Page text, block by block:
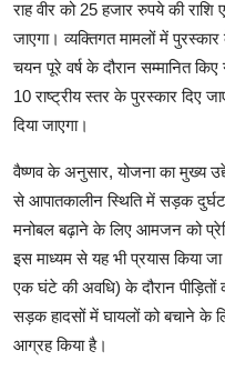
राह वीर को 25 हजार रुपये की
जाएगा। व्यक्तिगत मामलों में पुरस्कार
चयन पूरे वर्ष के दौरान सम्मानित
10 राष्ट्रीय स्तर के पुरस्कार दिए
दिया जाएगा।
वैष्णव के अनुसार, योजना का मुख्य
से आपातकालीन स्थिति में सड़क
मनोबल बढ़ाने के लिए आमजन को
इस माध्यम से यह भी प्रयास किया
एक घंटे की अवधि) के दौरान
सड़क हादसों में घायलों को बचाने के
आग्रह किया है।